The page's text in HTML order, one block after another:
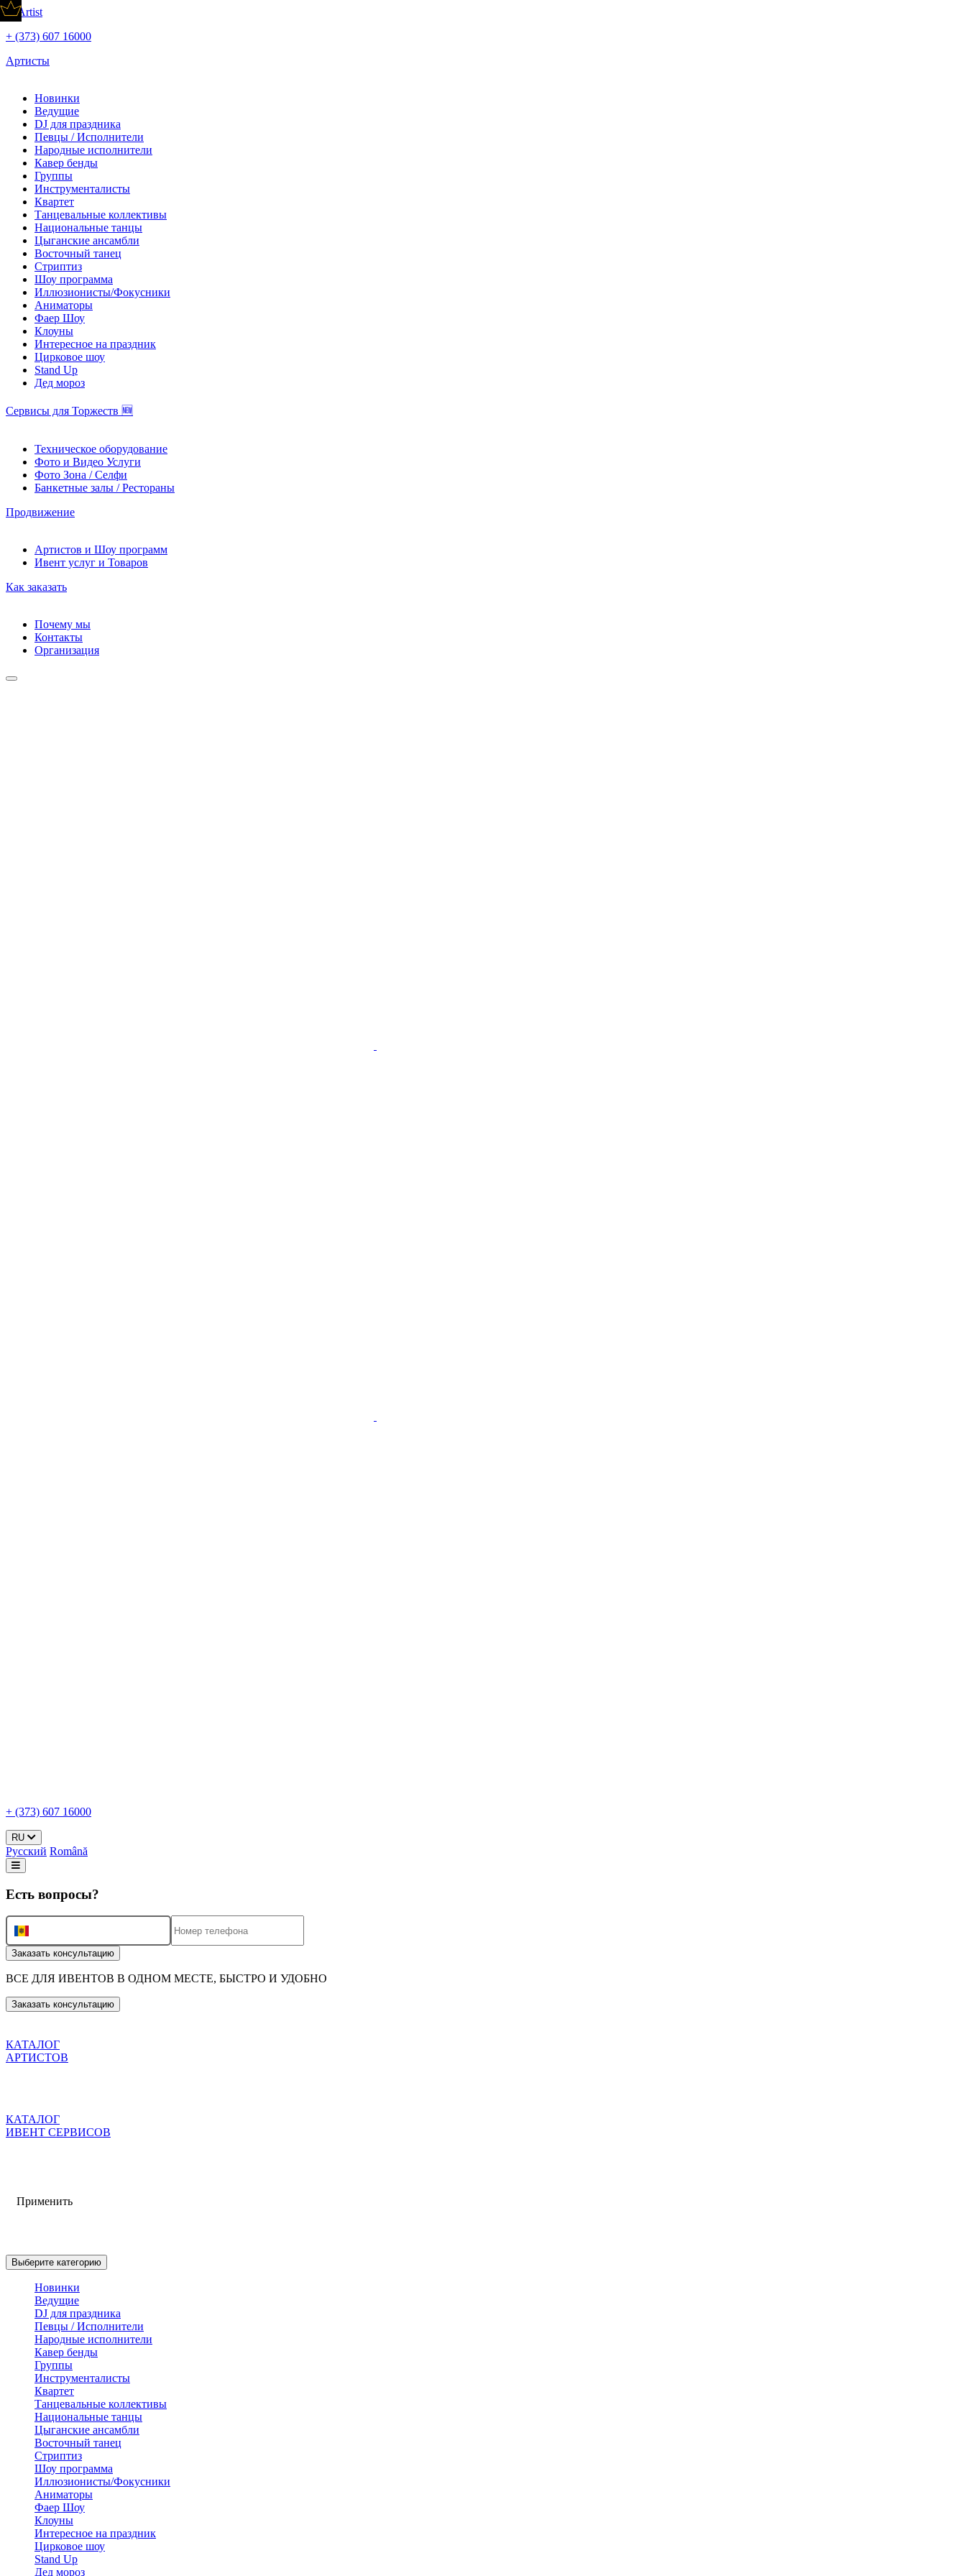
+ (373) 607 16000
Артисты
Новинки
Ведущие
DJ для праздника
Певцы / Исполнители
Народные исполнители
Кавер бенды
Группы
Инструменталисты
Квартет
Танцевальные коллективы
Национальные танцы
Цыганские ансамбли
Восточный танец
Стриптиз
Шоу программа
Иллюзионисты/Фокусники
Аниматоры
Фаер Шоу
Клоуны
Интересное на праздник
Цирковое шоу
Stand Up
Дед мороз
Сервисы для Торжеств 🆕
Техническое оборудование
Фото и Видео Услуги
Фото Зона / Селфи
Банкетные залы / Рестораны
Продвижение
Артистов и Шоу программ
Ивент услуг и Товаров
Как заказать
Почему мы
Контакты
Организация
+ (373) 607 16000
RU
Русский Română
Есть вопросы?
Заказать консультацию
ВСЕ ДЛЯ ИВЕНТОВ В ОДНОМ МЕСТЕ, БЫСТРО И УДОБНО
Заказать консультацию
КАТАЛОГ
АРТИСТОВ
КАТАЛОГ
ИВЕНТ СЕРВИСОВ
Выберите категорию
Новинки
Ведущие
DJ для праздника
Певцы / Исполнители
Народные исполнители
Кавер бенды
Группы
Инструменталисты
Квартет
Танцевальные коллективы
Национальные танцы
Цыганские ансамбли
Восточный танец
Стриптиз
Шоу программа
Иллюзионисты/Фокусники
Аниматоры
Фаер Шоу
Клоуны
Интересное на праздник
Цирковое шоу
Stand Up
Дед мороз
Применить